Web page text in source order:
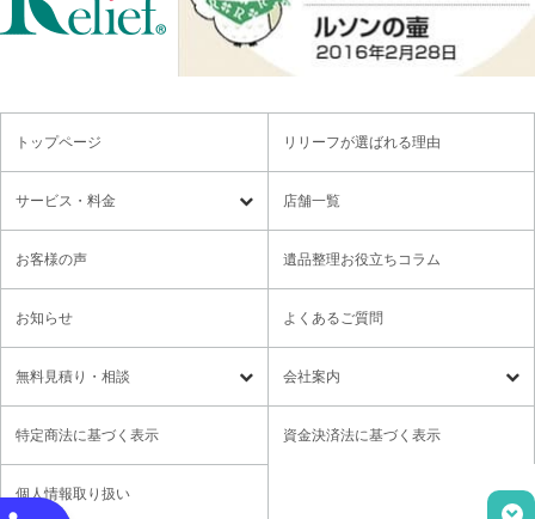
トップページ リリーフが選ばれる理由
サービス・料金
遺品整理 残置物撤去
特殊清掃・孤独死 ゴミ屋敷・モノ屋敷
各種セミナーのご案内 領収書の発行方法
店舗一覧
お客様の声 遺品整理お役立ちコラム
お知らせ よくあるご質問
無料⾒積り・相談
無料⾒積り・相談 LINE無料相談
ご意見箱
取材・講演依頼
会社案内
社長メッセージ
特定商法に基づく表示 資金決済法に基づく表示
個人情報取り扱い